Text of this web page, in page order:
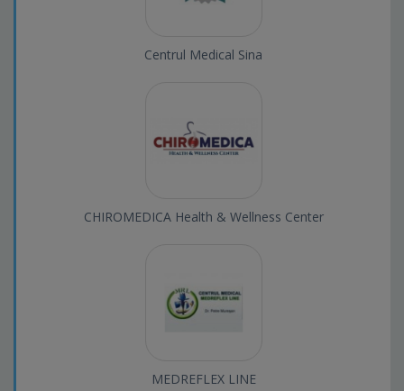
Centrul Medical Sina
CHIROMEDICA Health & Wellness Center
MEDREFLEX LINE